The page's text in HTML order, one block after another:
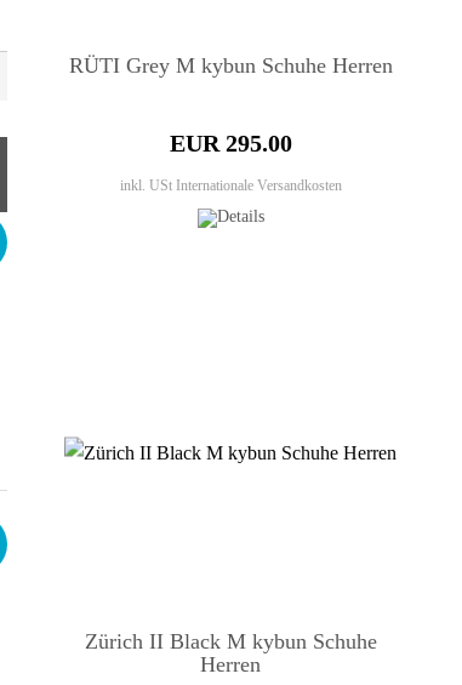
RÜTI Grey M kybun Schuhe Herren
EUR 295.00
inkl. USt Internationale Versandkosten
Zürich II Black M kybun Schuhe
Herren